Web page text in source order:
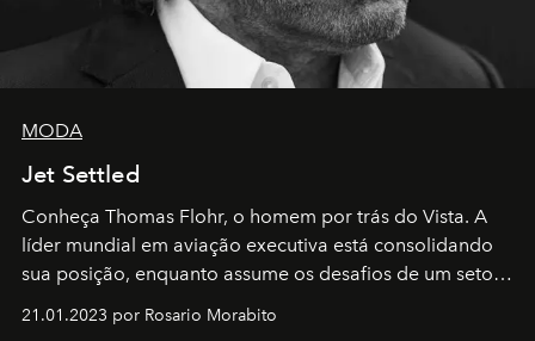
MODA
Jet Settled
Conheça Thomas Flohr, o homem por trás do Vista. A
líder mundial em aviação executiva está consolidando
sua posição, enquanto assume os desafios de um setor
em rápida evolução e redefinindo o conceito de luxo
21.01.2023 por Rosario Morabito